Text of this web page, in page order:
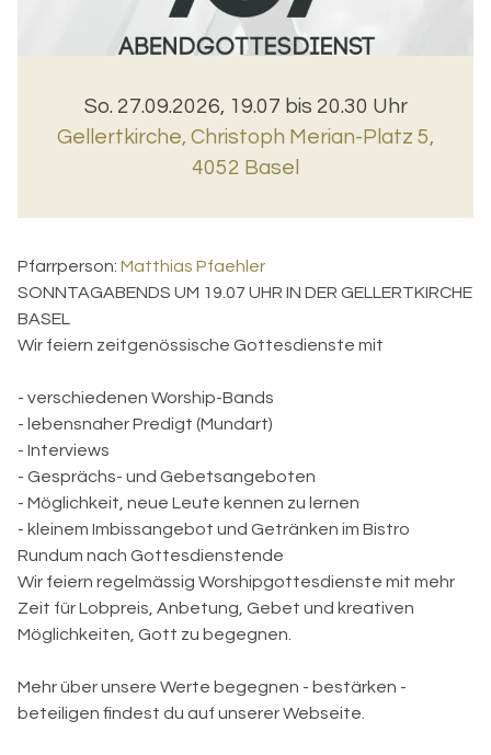
So. 27.09.2026, 19.07 bis 20.30 Uhr
Gellertkirche, Christoph Merian-Platz 5,
4052 Basel
Pfarrperson: Matthias Pfaehler
SONNTAGABENDS UM 19.07 UHR IN DER GELLERTKIRCHE
BASEL
Wir feiern zeitgenössische Gottesdienste mit
- verschiedenen Worship-Bands
- lebensnaher Predigt (Mundart)
- Interviews
- Gesprächs- und Gebetsangeboten
- Möglichkeit, neue Leute kennen zu lernen
- kleinem Imbissangebot und Getränken im Bistro
Rundum nach Gottesdienstende
Wir feiern regelmässig Worshipgottesdienste mit mehr
Zeit für Lobpreis, Anbetung, Gebet und kreativen
Möglichkeiten, Gott zu begegnen.
Mehr über unsere Werte begegnen - bestärken -
beteiligen findest du auf unserer Webseite.